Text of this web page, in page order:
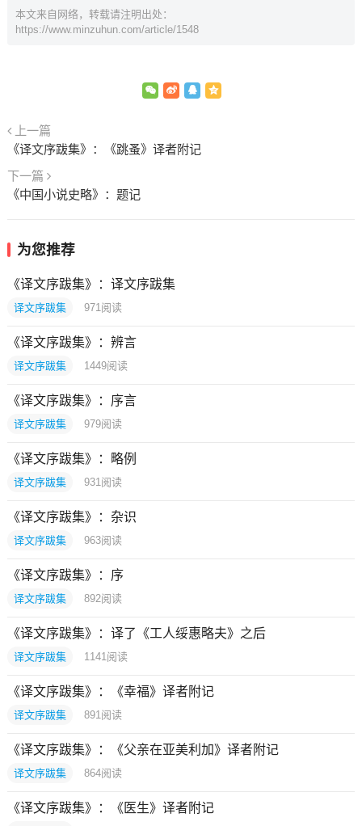
本文来自网络，转载请注明出处：
https://www.minzuhun.com/article/1548
上一篇
《译文序跋集》：《跳蚤》译者附记
下一篇
《中国小说史略》：题记
为您推荐
《译文序跋集》：译文序跋集
译文序跋集 971 阅读
《译文序跋集》：辨言
译文序跋集 1449阅读
《译文序跋集》：序言
译文序跋集 979阅读
《译文序跋集》：略例
译文序跋集 931 阅读
《译文序跋集》：杂识
译文序跋集 963阅读
《译文序跋集》：序
译文序跋集 892阅读
《译文序跋集》：译了《工人绥惠略夫》之后
译文序跋集 1141 阅读
《译文序跋集》：《幸福》译者附记
译文序跋集 891 阅读
《译文序跋集》：《父亲在亚美利加》译者附记
译文序跋集 864阅读
《译文序跋集》：《医生》译者附记